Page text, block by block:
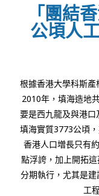
「團結
公頃人
根據香港大學科斯
2010年，填海造地
要是西九龍及與港口
填海實質3773公頃
香港人口増長只有
點浮誇，加上開拓
分期執行，尤其是
工